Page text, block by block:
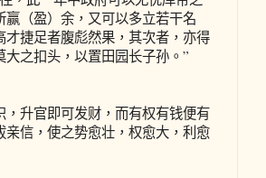
（盈）余，又可以多立若干名
捷足者腹彪然果，其次者，亦得
之扣头，以置田园长子孙。”
升官即可发财，而有权有钱便有
信，使之势愈壮，权愈大，利愈